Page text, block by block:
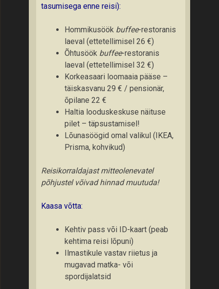
tasumisega enne reisi):
Hommikusöök buffee-restoranis
laeval (ettetellimisel 26 €)
Õhtusöök buffee-restoranis
laeval (ettetellimisel 32 €)
Korkeasaari loomaaia pääse –
täiskasvanu 29 € / pensionär,
õpilane 22 €
Haltia looduskeskuse näituse
pilet – täpsustamisel!
Lõunasöögid omal valikul (IKEA,
Prisma, kohvikud)
Reisikorraldajast mitteolenevatel
põhjustel võivad hinnad muutuda!
Kaasa võtta:
Kehtiv pass või ID-kaart (peab
kehtima reisi lõpuni)
Ilmastikule vastav riietus ja
mugavad matka- või
spordijalatsid